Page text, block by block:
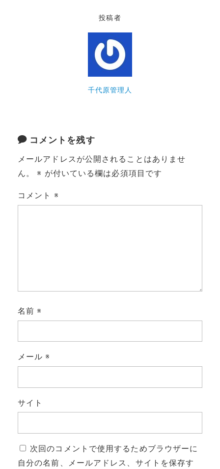
投稿者
千代原管理人
コメントを残す
メールアドレスが公開されることはありませ
ん。
※ が付いている欄は必須項目です
コメント ※
名前※
メール※
サイト
次回のコメントで使用するためブラウザーに
自分の名前、メールアドレス、サイトを保存す